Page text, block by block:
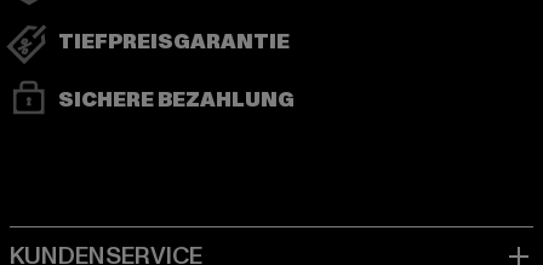
TIEFPREISGARANTIE
SICHERE BEZAHLUNG